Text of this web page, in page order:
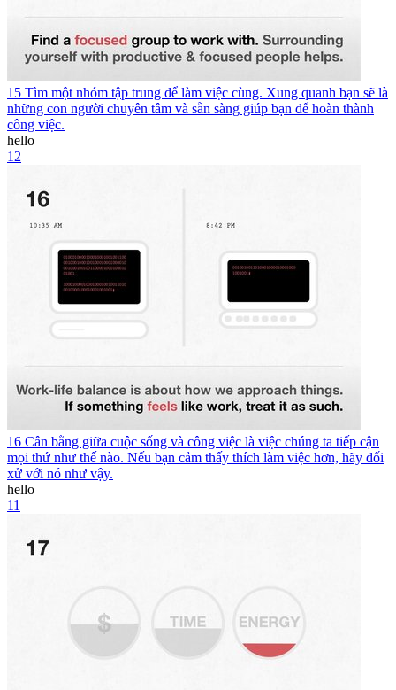
15 Tìm một nhóm tập trung để làm việc cùng. Xung quanh bạn sẽ là
những con người chuyên tâm và sẵn sàng giúp bạn để hoàn thành
công việc.
hello
12
16 Cân bằng giữa cuộc sống và công việc là việc chúng ta tiếp cận
mọi thứ như thế nào. Nếu bạn cảm thấy thích làm việc hơn, hãy đối
xử với nó như vậy.
hello
11